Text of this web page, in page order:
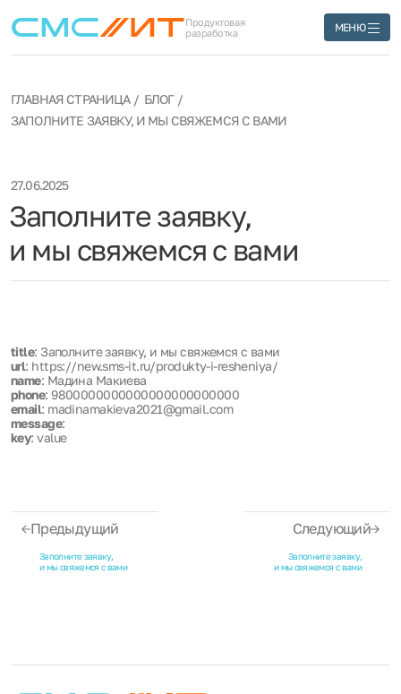
Продуктовая
разработка
МЕНЮ
ГЛАВНАЯ СТРАНИЦА
БЛОГ
ЗАПОЛНИТЕ ЗАЯВКУ, И МЫ СВЯЖЕМСЯ С ВАМИ
Заполните заявку,
и мы свяжемся с вами
27.06.2025
title: Заполните заявку, и мы свяжемся с вами
url: https://new.sms-it.ru/produkty-i-resheniya/
name: Мадина Макиева
phone: 9800000000000000000000000
email: madinamakieva2021@gmail.com
message:
key: value
Предыдущий
Заполните заявку,
и мы свяжемся с вами
Следующий
Заполните заявку,
и мы свяжемся с вами